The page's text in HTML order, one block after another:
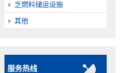
乏燃料储运设施
其他
服务热线